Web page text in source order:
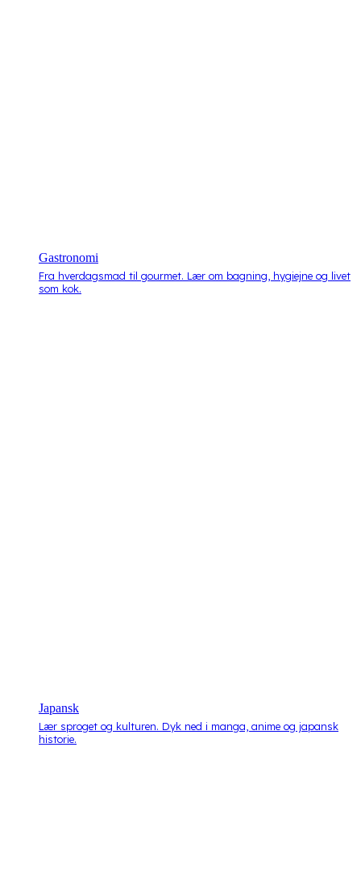
Gastronomi
Fra hverdagsmad til gourmet. Lær om bagning, hygiejne og livet
som kok.
Japansk
Lær sproget og kulturen. Dyk ned i manga, anime og japansk
historie.